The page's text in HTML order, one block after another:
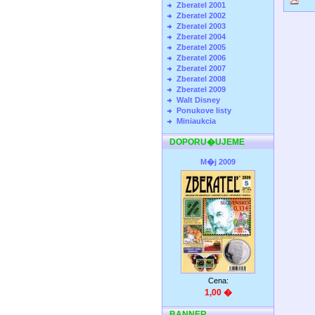
Zberatel 2001
Zberatel 2002
Zberatel 2003
Zberatel 2004
Zberatel 2005
Zberatel 2006
Zberatel 2007
Zberatel 2008
Zberatel 2009
Walt Disney
Ponukove listy
Miniaukcia
DOPORU�UJEME
M�j 2009
Cena:
1,00 �